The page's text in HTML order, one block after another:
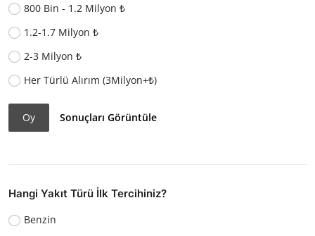
800 Bin - 1.2 Milyon ₺
1.2-1.7 Milyon ₺
2-3 Milyon ₺
Her Türlü Alırım (3Milyon+₺)
Oy Sonuçları Görüntüle
Hangi Yakıt Türü İlk Tercihiniz?
Benzin